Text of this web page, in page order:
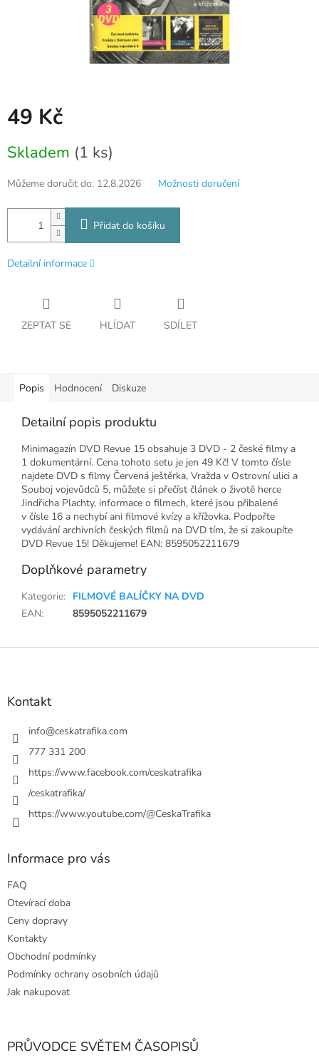
49 Kč
cena:
Skladem (1 ks)
Můžeme doručit do: 12.8.2026 Možnosti doručení
Přidat do košíku
Detailní informace
ZEPTAT SE HLÍDAT SDÍLET
Popis Hodnocení Diskuze
Detailní popis produktu
Minimagazín DVD Revue 15 obsahuje 3 DVD - 2 české filmy a
1 dokumentární. Cena tohoto setu je jen 49 Kč! V tomto čísle
najdete DVD s filmy Červená ještěrka, Vražda v Ostrovní ulici a
Souboj vojevůdců 5, můžete si přečíst článek o životě herce
Jindřicha Plachty, informace o filmech, které jsou přibalené
v čísle 16 a nechybí ani filmové kvízy a křížovka. Podpořte
vydávání archivních českých filmů na DVD tím, že si zakoupíte
DVD Revue 15! Děkujeme! EAN: 8595052211679
Doplňkové parametry
Kategorie: FILMOVÉ BALÍČKY NA DVD
EAN: 8595052211679
Z
Kontakt
info@ceskatrafika.com
777 331 200
https://www.facebook.com/ceskatrafika
/ceskatrafika/
https://www.youtube.com/@CeskaTrafika
Informace pro vás
FAQ
Otevírací doba
Ceny dopravy
Kontakty
Obchodní podmínky
Podmínky ochrany osobních údajů
Jak nakupovat
PRŮVODCE SVĚTEM ČASOPISŮ